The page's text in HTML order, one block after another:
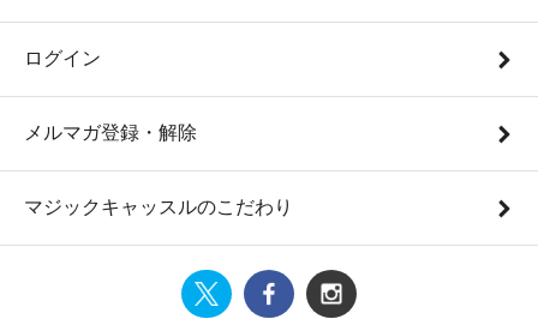
ログイン
メルマガ登録・解除
マジックキャッスルのこだわり